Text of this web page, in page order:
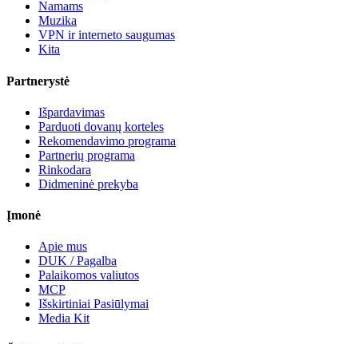
Namams
Muzika
VPN ir interneto saugumas
Kita
Partnerystė
Išpardavimas
Parduoti dovanų korteles
Rekomendavimo programa
Partnerių programa
Rinkodara
Didmeninė prekyba
Įmonė
Apie mus
DUK / Pagalba
Palaikomos valiutos
MCP
Išskirtiniai Pasiūlymai
Media Kit